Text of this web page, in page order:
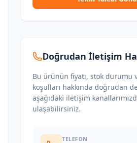
Doğrudan İletişim
Bu ürünün fiyatı, stok durumu
koşulları hakkında doğrudan
aşağıdaki iletişim
ulaşabilirsiniz.
TELEFON